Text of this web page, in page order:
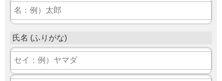
氏名 (ふりがな)